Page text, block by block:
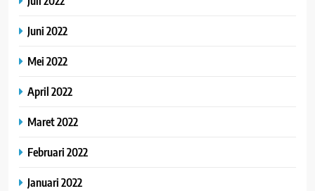
Juni 2022
Mei 2022
April 2022
Maret 2022
Februari 2022
Januari 2022